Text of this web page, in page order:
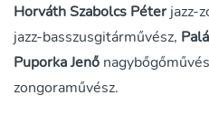
Horváth Szabolcs Péterjazz-
jazz-basszusgitárművész,
Puporka Jenő
zongoraművész.